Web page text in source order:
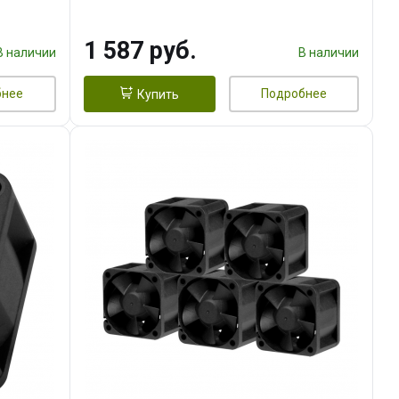
наличии 1 587 руб. В наличии
Купить Подробнее